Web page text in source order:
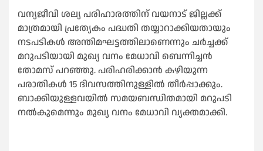
വന്യജീവി ശല്യ പരിഹാരത്തിന് വയനാട് ജില്ലക്ക്
മാത്രമായി പ്രത്യേകം പദ്ധതി തയ്യാറാക്കിയതായും
നടപടികള്‍ അന്തിമഘട്ടത്തിലാണെന്നും ചര്‍ച്ചക്ക്
മറുപടിയായി മുഖ്യ വനം മേധാവി ബെന്നിച്ചന്‍
തോമസ് പറഞ്ഞു. പരിഹരിക്കാന്‍ കഴിയുന്ന
പരാതികള്‍ 15 ദിവസത്തിനുള്ളില്‍ തീര്‍പ്പാക്കും.
ബാക്കിയുള്ളവയില്‍ സമയബന്ധിതമായി മറുപടി
നല്‍കുമെന്നും മുഖ്യ വനം മേധാവി വ്യക്തമാക്കി.